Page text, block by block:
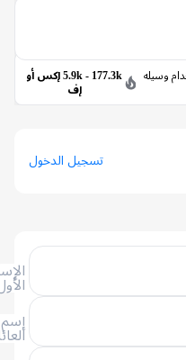
5.9k - 177.3k إكس أو
تسجيل الدخول
العائلة